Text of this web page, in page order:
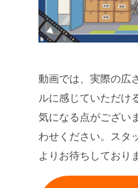
動画では、実際の広
ルに感じていただけ
気になる点がござい
わせください。スタ
よりお待ちしており